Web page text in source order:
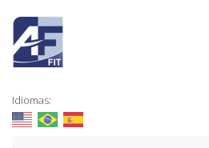
Idiomas: